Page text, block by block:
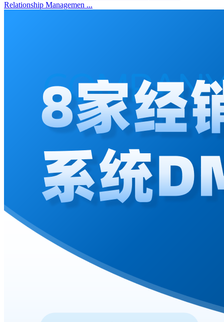
Relationship Managemen ...